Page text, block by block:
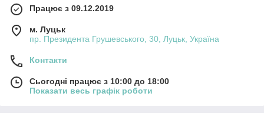
Працює з 09.12.2019
м. Луцьк
пр. Президента Грушевського, 30, Луцьк, Україна
Контакти
Сьогодні працює з 10:00 до 18:00
Показати весь графік роботи